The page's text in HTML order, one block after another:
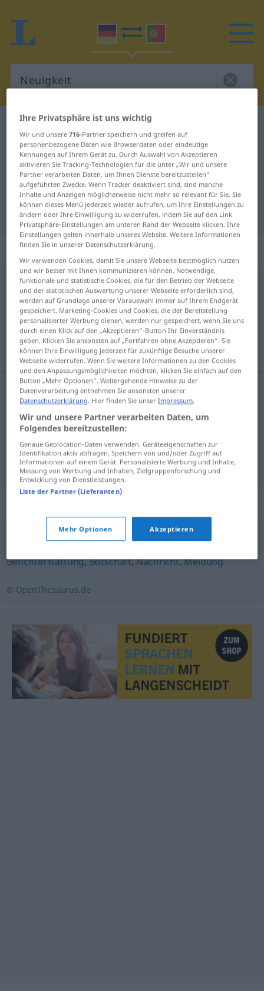
Deutsch-Portugiesisch Wörterbuch
Deutsch-Portugiesisch
Übersetzung für "Neuigkeit"
"Neuigkeit" Portugiesisch
Übersetzung
„Neuigkeit“: Femininum
Neuigkeitf
Übersicht aller Übersetzungen
(Für mehr Details die Übersetzung anklicken/antippen)
notícia, novidade, nova
notíciaf Neuigkeit
novidadef Neuigkeit
novaf Neuigkeit UMG
Kunde (geh., veraltet),Mitteilung,
Berichterstattung,Botschaft,Nachricht,Meldung
© OpenThesaurus.de
Ihre Privatsphäre ist uns wichtig
Wir und unsere716-Partner speichern und greifen auf
personenbezogene Daten wie Browserdaten oder eindeutige
Kennungen auf Ihrem Gerät zu. Durch Auswahl von Akzeptieren
aktivieren Sie Tracking-Technologien für die unter „Wir und unsere
Partner verarbeiten Daten, um Ihnen Dienste bereitzustellen“
aufgeführten Zwecke. Wenn Tracker deaktiviert sind, sind manche
Inhalte und Anzeigen möglicherweise nicht mehr so relevant für Sie. Sie
können dieses Menü jederzeit wieder aufrufen, um Ihre Einstellungen zu
ändern oder Ihre Einwilligung zu widerrufen, indem Sie auf den Link
Privatsphäre-Einstellungen am unteren Rand der Webseite klicken. Ihre
Einstellungen gelten innerhalb unseres Website. Weitere Informationen
finden Sie in unserer Datenschutzerklärung.
Wir verwenden Cookies, damit Sie unsere Webseite bestmöglich nutzen
und wir besser mit Ihnen kommunizieren können. Notwendige,
funktionale und statistische Cookies, die für den Betrieb der Webseite
und der statistischen Auswertung unserer Webseite erforderlich sind,
werden auf Grundlage unserer Vorauswahl immer auf Ihrem Endgerät
gespeichert. Marketing-Cookies und Cookies, die der Bereitstellung
personalisierter Werbung dienen, werden nur gespeichert, wenn Sie uns
durch einen Klick auf den „Akzeptieren“-Button Ihr Einverständnis
geben. Klicken Sie ansonsten auf „Fortfahren ohne Akzeptieren“. Sie
können Ihre Einwilligung jederzeit für zukünftige Besuche unserer
Webseite widerrufen. Wenn Sie weitere Informationen zu den Cookies
und den Anpassungsmöglichkeiten möchten, klicken Sie einfach auf den
Button „Mehr Optionen“. Weitergehende Hinweise zu der
Datenverarbeitung entnehmen Sie ansonsten unserer
Datenschutzerklärung. Hier finden Sie unserImpressum.
Wir und unsere Partner verarbeiten Daten, um
Folgendes bereitzustellen:
Genaue Geolocation-Daten verwenden. Geräteeigenschaften zur
Identifikation aktiv abfragen. Speichern von und/oder Zugriff auf
Informationen auf einem Gerät. Personalisierte Werbung und Inhalte,
Messung von Werbung und Inhalten, Zielgruppenforschung und
Entwicklung von Dienstleistungen.
Liste der Partner (Lieferanten)
Mehr Optionen Akzeptieren